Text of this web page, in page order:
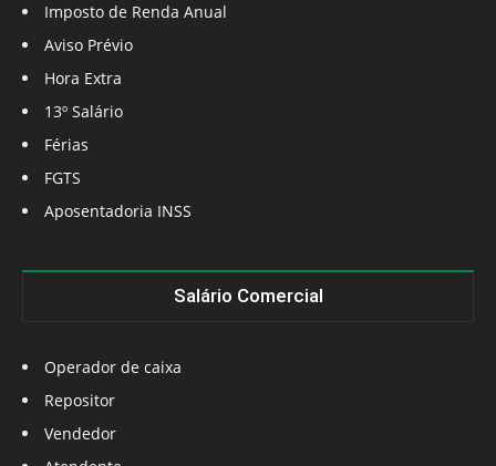
Imposto de Renda Anual
Aviso Prévio
Hora Extra
13º Salário
Férias
FGTS
Aposentadoria INSS
Salário Comercial
Operador de caixa
Repositor
Vendedor